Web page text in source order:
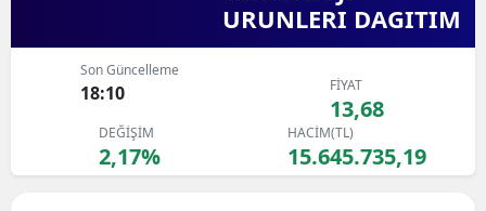
URUNLERI DAGITIM
Son Güncelleme
18:10 FİYAT
13,68
DEĞİŞİM
2,17%
HACİM(TL)
15.645.735,19